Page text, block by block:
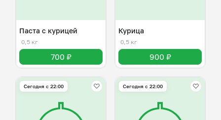
Паста с курицей
0,5 кг
700 ₽
Курица
0,5 кг
900 ₽
Сегодня с 22:00 Сегодня с 22:00